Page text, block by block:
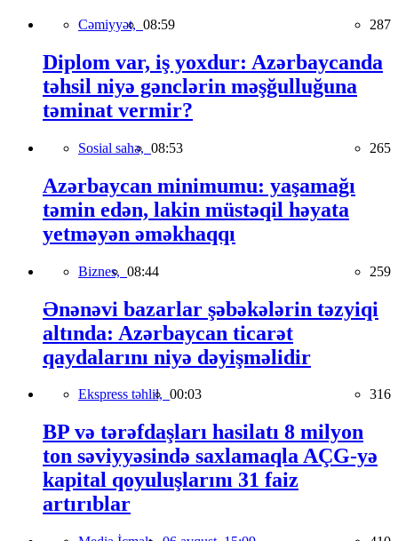
Cəmiyyət, 08:59 287
Diplom var, iş yoxdur: Azərbaycanda
təhsil niyə gənclərin məşğulluğuna
təminat vermir?
Sosial sahə, 08:53 265
Azərbaycan minimumu: yaşamağı
təmin edən, lakin müstəqil həyata
yetməyən əməkhaqqı
Biznes, 08:44 259
Ənənəvi bazarlar şəbəkələrin təzyiqi
altında: Azərbaycan ticarət
qaydalarını niyə dəyişməlidir
Ekspress təhlil, 00:03 316
BP və tərəfdaşları hasilatı 8 milyon
ton səviyyəsində saxlamaqla AÇG-yə
kapital qoyuluşlarını 31 faiz
artırıblar